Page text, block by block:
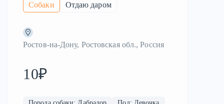
Собаки Отдаю даром
Ростов-на-Дону, Ростовская обл., Россия
10₽